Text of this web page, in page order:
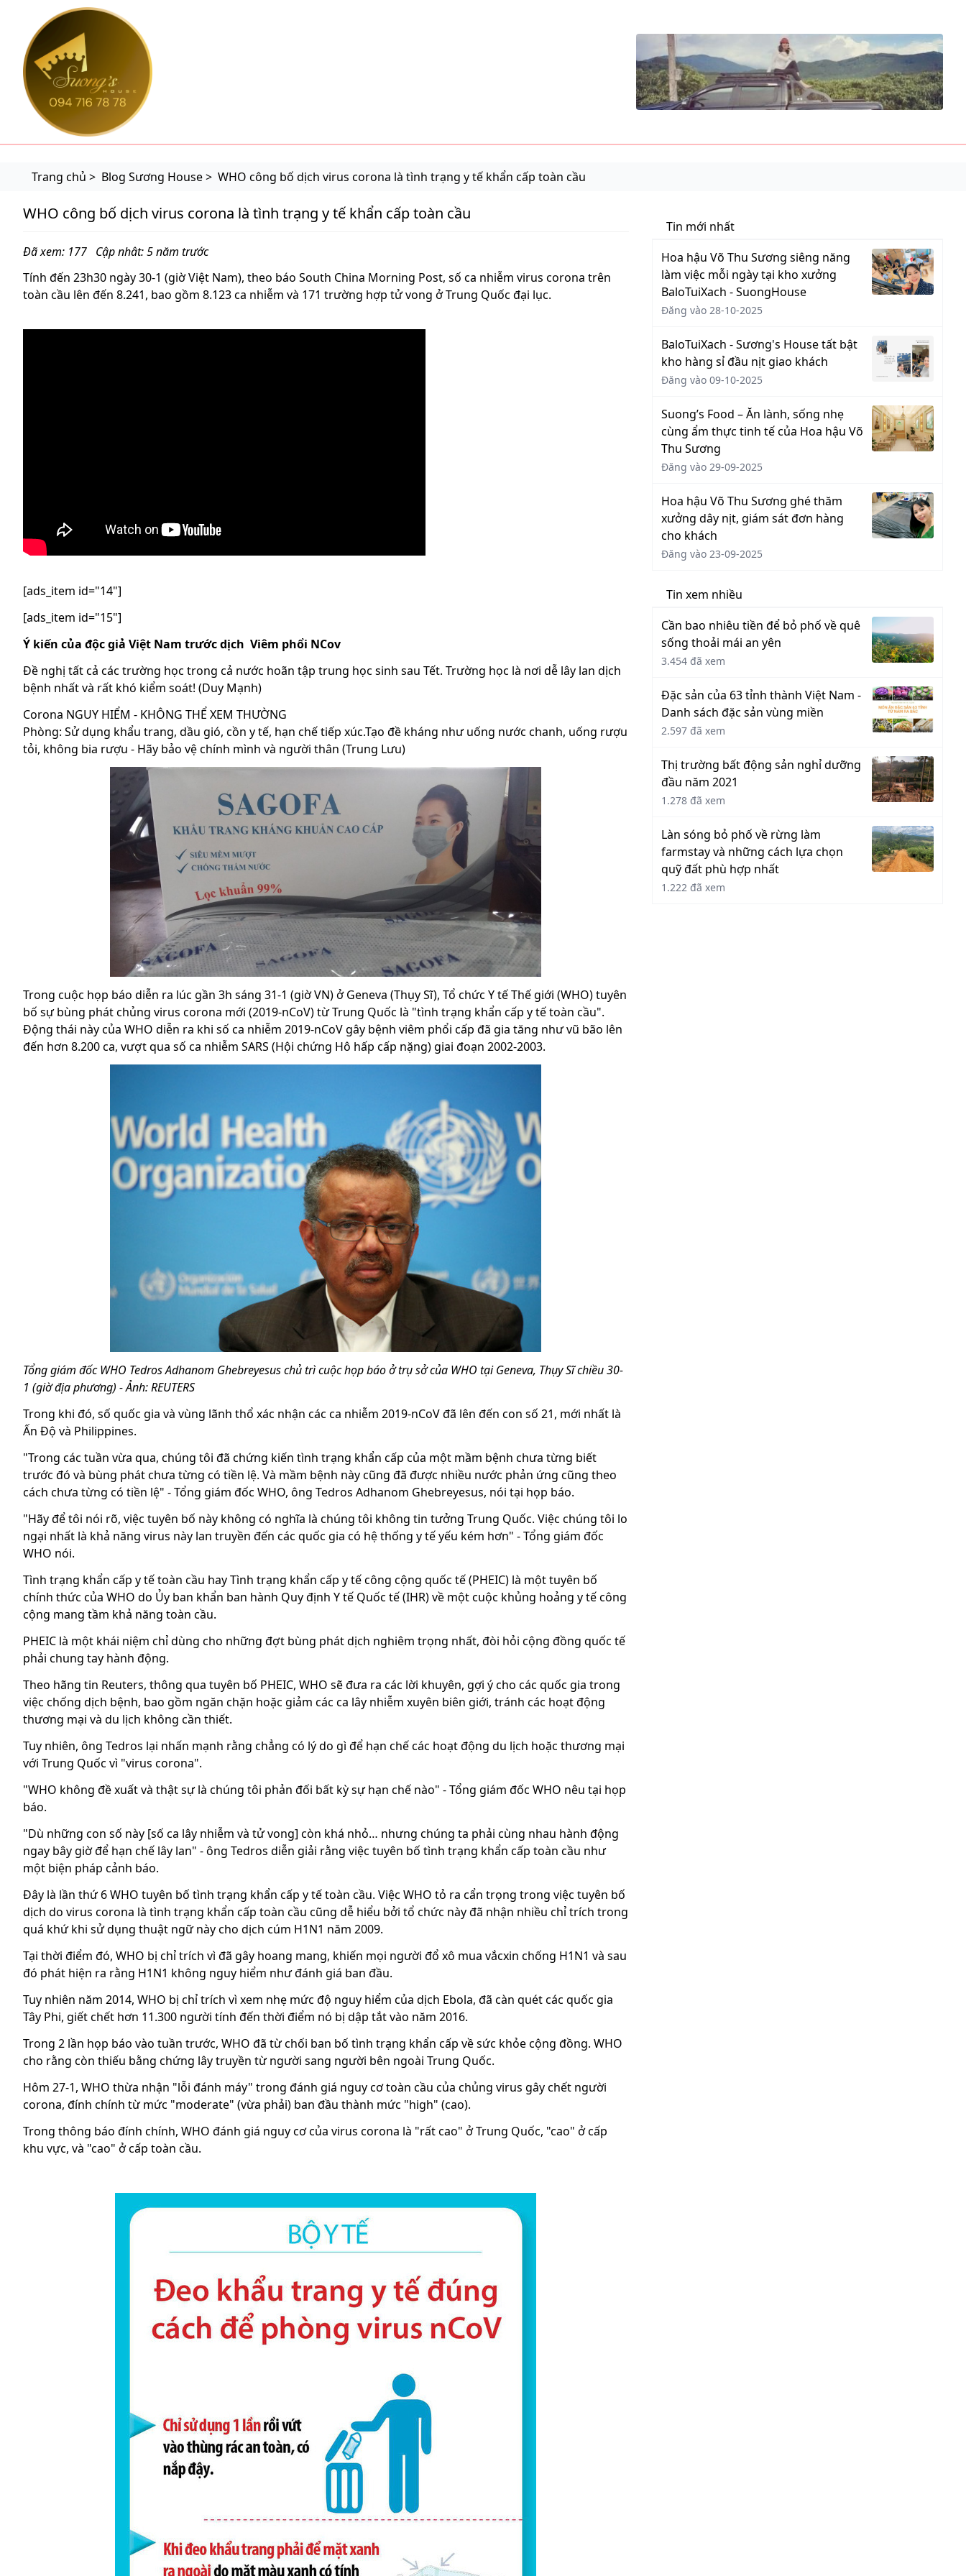
suonghouse.com
Trang chủ > Blog Sương House > WHO công bố dịch virus corona là tình trạng y tế khẩn cấp toàn cầu
WHO công bố dịch virus corona là tình trạng y tế khẩn cấp toàn cầu
Đã xem: 177 Cập nhât: 5 năm trước
Tính đến 23h30 ngày 30-1 (giờ Việt Nam), theo báo South China Morning Post, số ca nhiễm virus corona trên
toàn cầu lên đến 8.241, bao gồm 8.123 ca nhiễm và 171 trường hợp tử vong ở Trung Quốc đại lục.
[ads_item id="14"]
[ads_item id="15"]
Ý kiến của độc giả Việt Nam trước dịch Viêm phổi NCov
Đề nghị tất cả các trường học trong cả nước hoãn tập trung học sinh sau Tết. Trường học là nơi dễ lây lan dịch
bệnh nhất và rất khó kiểm soát! (Duy Mạnh)
Corona NGUY HIỂM - KHÔNG THỂ XEM THƯỜNG
Phòng: Sử dụng khẩu trang, dầu gió, cồn y tế, hạn chế tiếp xúc.Tạo đề kháng như uống nước chanh, uống rượu
tỏi, không bia rượu - Hãy bảo vệ chính mình và người thân (Trung Lưu)
Trong cuộc họp báo diễn ra lúc gần 3h sáng 31-1 (giờ VN) ở Geneva (Thụy Sĩ), Tổ chức Y tế Thế giới (WHO) tuyên
bố sự bùng phát chủng virus corona mới (2019-nCoV) từ Trung Quốc là "tình trạng khẩn cấp y tế toàn cầu".
Động thái này của WHO diễn ra khi số ca nhiễm 2019-nCoV gây bệnh viêm phổi cấp đã gia tăng như vũ bão lên
đến hơn 8.200 ca, vượt qua số ca nhiễm SARS (Hội chứng Hô hấp cấp nặng) giai đoạn 2002-2003.
Tổng giám đốc WHO Tedros Adhanom Ghebreyesus chủ trì cuộc họp báo ở trụ sở của WHO tại Geneva, Thụy Sĩ chiều 30-
1 (giờ địa phương) - Ảnh: REUTERS
Trong khi đó, số quốc gia và vùng lãnh thổ xác nhận các ca nhiễm 2019-nCoV đã lên đến con số 21, mới nhất là
Ấn Độ và Philippines.
"Trong các tuần vừa qua, chúng tôi đã chứng kiến tình trạng khẩn cấp của một mầm bệnh chưa từng biết
trước đó và bùng phát chưa từng có tiền lệ. Và mầm bệnh này cũng đã được nhiều nước phản ứng cũng theo
cách chưa từng có tiền lệ" - Tổng giám đốc WHO, ông Tedros Adhanom Ghebreyesus, nói tại họp báo.
"Hãy để tôi nói rõ, việc tuyên bố này không có nghĩa là chúng tôi không tin tưởng Trung Quốc. Việc chúng tôi lo
ngại nhất là khả năng virus này lan truyền đến các quốc gia có hệ thống y tế yếu kém hơn" - Tổng giám đốc
WHO nói.
Tình trạng khẩn cấp y tế toàn cầu hay Tình trạng khẩn cấp y tế công cộng quốc tế (PHEIC) là một tuyên bố
chính thức của WHO do Ủy ban khẩn ban hành Quy định Y tế Quốc tế (IHR) về một cuộc khủng hoảng y tế công
cộng mang tầm khả năng toàn cầu.
PHEIC là một khái niệm chỉ dùng cho những đợt bùng phát dịch nghiêm trọng nhất, đòi hỏi cộng đồng quốc tế
phải chung tay hành động.
Theo hãng tin Reuters, thông qua tuyên bố PHEIC, WHO sẽ đưa ra các lời khuyên, gợi ý cho các quốc gia trong
việc chống dịch bệnh, bao gồm ngăn chặn hoặc giảm các ca lây nhiễm xuyên biên giới, tránh các hoạt động
thương mại và du lịch không cần thiết.
Tuy nhiên, ông Tedros lại nhấn mạnh rằng chẳng có lý do gì để hạn chế các hoạt động du lịch hoặc thương mại
với Trung Quốc vì "virus corona".
"WHO không đề xuất và thật sự là chúng tôi phản đối bất kỳ sự hạn chế nào" - Tổng giám đốc WHO nêu tại họp
báo.
"Dù những con số này [số ca lây nhiễm và tử vong] còn khá nhỏ… nhưng chúng ta phải cùng nhau hành động
ngay bây giờ để hạn chế lây lan" - ông Tedros diễn giải rằng việc tuyên bố tình trạng khẩn cấp toàn cầu như
một biện pháp cảnh báo.
Đây là lần thứ 6 WHO tuyên bố tình trạng khẩn cấp y tế toàn cầu. Việc WHO tỏ ra cẩn trọng trong việc tuyên bố
dịch do virus corona là tình trạng khẩn cấp toàn cầu cũng dễ hiểu bởi tổ chức này đã nhận nhiều chỉ trích trong
quá khứ khi sử dụng thuật ngữ này cho dịch cúm H1N1 năm 2009.
Tại thời điểm đó, WHO bị chỉ trích vì đã gây hoang mang, khiến mọi người đổ xô mua vắcxin chống H1N1 và sau
đó phát hiện ra rằng H1N1 không nguy hiểm như đánh giá ban đầu.
Tuy nhiên năm 2014, WHO bị chỉ trích vì xem nhẹ mức độ nguy hiểm của dịch Ebola, đã càn quét các quốc gia
Tây Phi, giết chết hơn 11.300 người tính đến thời điểm nó bị dập tắt vào năm 2016.
Trong 2 lần họp báo vào tuần trước, WHO đã từ chối ban bố tình trạng khẩn cấp về sức khỏe cộng đồng. WHO
cho rằng còn thiếu bằng chứng lây truyền từ người sang người bên ngoài Trung Quốc.
Hôm 27-1, WHO thừa nhận "lỗi đánh máy" trong đánh giá nguy cơ toàn cầu của chủng virus gây chết người
corona, đính chính từ mức "moderate" (vừa phải) ban đầu thành mức "high" (cao).
Trong thông báo đính chính, WHO đánh giá nguy cơ của virus corona là "rất cao" ở Trung Quốc, "cao" ở cấp
khu vực, và "cao" ở cấp toàn cầu.
Tin mới nhất
Hoa hậu Võ Thu Sương siêng năng
làm việc mỗi ngày tại kho xưởng
BaloTuiXach - SuongHouse
Đăng vào 28-10-2025
BaloTuiXach - Sương's House tất bật
kho hàng sỉ đầu nịt giao khách
Đăng vào 09-10-2025
Suong’s Food – Ăn lành, sống nhẹ
cùng ẩm thực tinh tế của Hoa hậu Võ
Thu Sương
Đăng vào 29-09-2025
Hoa hậu Võ Thu Sương ghé thăm
xưởng dây nịt, giám sát đơn hàng
cho khách
Đăng vào 23-09-2025
Tin xem nhiều
Cần bao nhiêu tiền để bỏ phố về quê
sống thoải mái an yên
3.454 đã xem
Đặc sản của 63 tỉnh thành Việt Nam -
Danh sách đặc sản vùng miền
2.597 đã xem
Thị trường bất động sản nghỉ dưỡng
đầu năm 2021
1.278 đã xem
Làn sóng bỏ phố về rừng làm
farmstay và những cách lựa chọn
quỹ đất phù hợp nhất
1.222 đã xem